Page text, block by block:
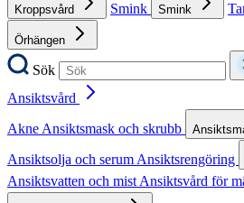
Kroppsvård Smink Smink
Örhängen
Sök
Ansiktsvård
AkneAnsiktsmask och skrubb
Ansiktsolja och serumAnsiktsrengöring
Ansiktsvatten och mistAnsiktsvård för